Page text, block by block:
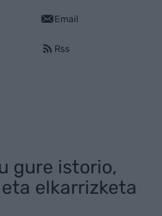
Email
Rss
gure istorio,
elkarrizketa